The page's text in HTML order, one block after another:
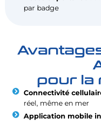
par badge
pour la
Connectivité
réel, même en mer
Application mobile